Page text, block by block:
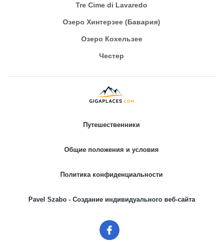
Tre Cime di Lavaredo
Озеро Хинтерзее (Бавария)
Озеро Кохельзее
Честер
Путешественники
Общие положения и условия
Политика конфиденциальности
Pavel Szabo - Создание индивидуального веб-сайта